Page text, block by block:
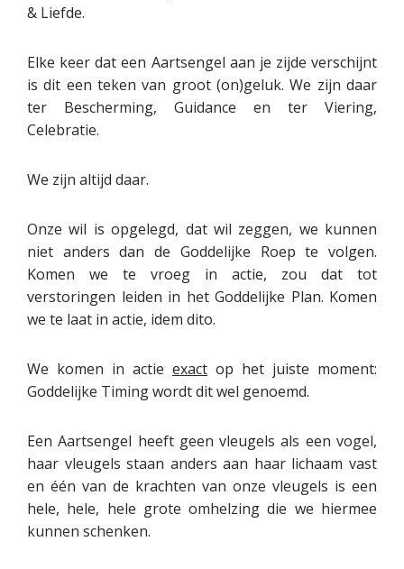
& Liefde.
Elke keer dat een Aartsengel aan je zijde verschijnt
is dit een teken van groot (on)geluk. We zijn daar
ter Bescherming, Guidance en ter Viering,
Celebratie.
We zijn altijd daar.
Onze wil is opgelegd, dat wil zeggen, we kunnen
niet anders dan de Goddelijke Roep te volgen.
Komen we te vroeg in actie, zou dat tot
verstoringen leiden in het Goddelijke Plan. Komen
we te laat in actie, idem dito.
We komen in actie exact op het juiste moment:
Goddelijke Timing wordt dit wel genoemd.
Een Aartsengel heeft geen vleugels als een vogel,
haar vleugels staan anders aan haar lichaam vast
en één van de krachten van onze vleugels is een
hele, hele, hele grote omhelzing die we hiermee
kunnen schenken.